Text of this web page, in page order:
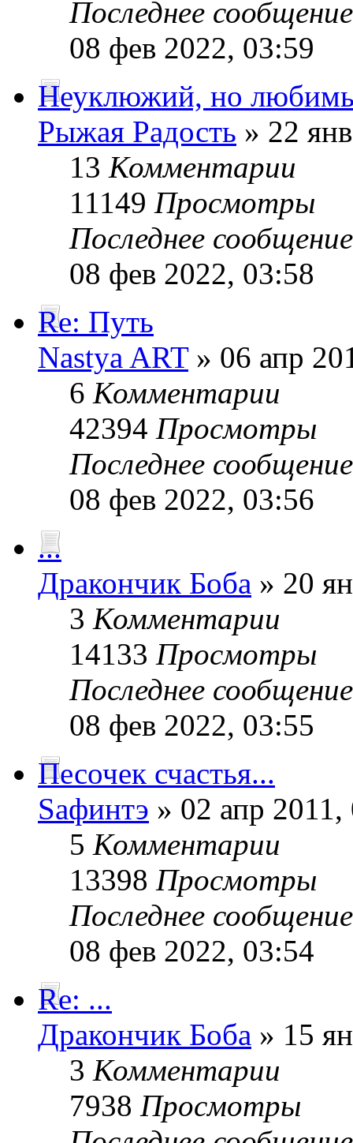
Последнее
08 фев 2022, 03:59
Неуклюжий, но
Рыжая Радость » 22
13 Комментарии
11149 Просмотры
Последнее
08 фев 2022, 03:58
Re: Путь
Nastya ART» 06 апр
6 Комментарии
42394 Просмотры
Последнее
08 фев 2022, 03:56
...
Дракончик Боба » 20
3 Комментарии
14133 Просмотры
Последнее
08 фев 2022, 03:55
Песочек счастья...
Sафинтэ » 02 апр 2011,
5 Комментарии
13398 Просмотры
Последнее
08 фев 2022, 03:54
Re: ...
Дракончик Боба » 15
3 Комментарии
7938 Просмотры